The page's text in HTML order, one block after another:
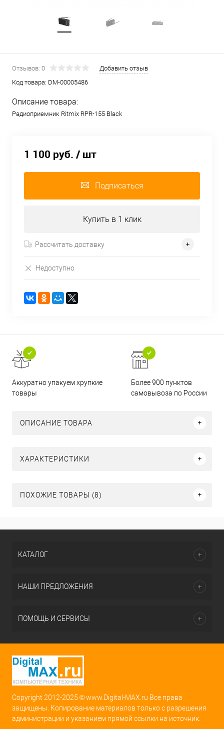
Отзывов: 0
Добавить отзыв
Код товара: DM-00005486
Описание товара:
Радиоприемник Ritmix RPR-155 Black
1 100 руб. / шт
Подписаться
Купить в 1 клик
Рассчитать доставку
Недоступно
Аккуратно упакуем хрупкие
товары
Более 900 пунктов
самовывоза по России
ОПИСАНИЕ ТОВАРА
ХАРАКТЕРИСТИКИ
ПОХОЖИЕ ТОВАРЫ (8)
КАТАЛОГ
НАШИ ПРЕДЛОЖЕНИЯ
ПОМОЩЬ И СЕРВИСЫ
Copyright 2012-2025 © www.Digital-MAX.ru Все права
защищены. Копирование материалов только с разрешения
администрации и указанием прямой ссылки на источник.